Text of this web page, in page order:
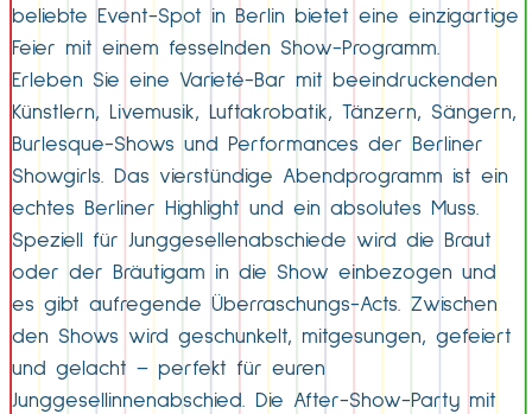
beliebte Event-Spot in Berlin bietet eine einzigartige
Feier mit einem fesselnden Show-Programm.
Erleben Sie eine Varieté-Bar mit beeindruckenden
Künstlern, Livemusik, Luftakrobatik, Tänzern, Sängern,
Burlesque-Shows und Performances der Berliner
Showgirls. Das vierstündige Abendprogramm ist ein
echtes Berliner Highlight und ein absolutes Muss.
Speziell für Junggesellenabschiede wird die Braut
oder der Bräutigam in die Show einbezogen und
es gibt aufregende Überraschungs-Acts. Zwischen
den Shows wird geschunkelt, mitgesungen, gefeiert
und gelacht – perfekt für euren
Junggesellinnenabschied. Die After-Show-Party mit